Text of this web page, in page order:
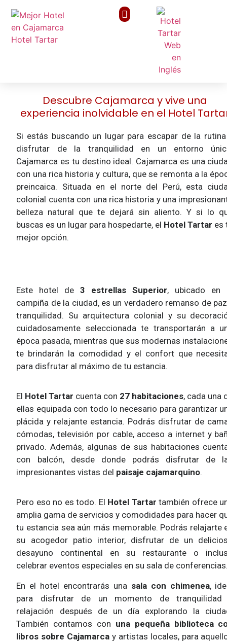
Descubre Cajamarca y vive una
experiencia inolvidable en el Hotel
Si estás buscando un lugar para escapar de la
disfrutar de la tranquilidad en un entorno
Cajamarca es tu destino ideal. Cajamarca es una
con una rica historia y cultura, que se remonta a la
preincaica. Situada en el norte del Perú, esta
colonial cuenta con una rica historia y una
belleza natural que te dejará sin aliento. Y si lo
buscas es un lugar para hospedarte, el Hotel Tartar es
mejor opción.
Este hotel de3 estrellas Superior, ubicado en
campiña de la ciudad, es un verdadero remanso de
tranquilidad. Su arquitectura colonial y su
cuidadosamente seleccionada te transportarán a
época pasada, mientras que sus modernas
te brindarán la comodidad y el confort que
para disfrutar al máximo de tu estancia.
El Hotel Tartar cuenta con 27 habitaciones, cada una
ellas equipada con todo lo necesario para garantizar
plácida y relajante estancia. Podrás disfrutar de
cómodas, televisión por cable, acceso a internet y
privado. Además, algunas de sus habitaciones
con balcón, desde donde podrás disfrutar de
impresionantes vistas del paisaje cajamarquino.
Pero eso no es todo. El Hotel Tartar también ofrece
amplia gama de servicios y comodidades para hacer
tu estancia sea aún más memorable. Podrás relajarte
su acogedor patio interior, disfrutar de un
desayuno continental en su restaurante o
celebrar eventos especiales en su sala de
En el hotel encontrarás una sala con chimenea,
para disfrutar de un momento de tranquilidad
relajación después de un día explorando la
También contamos con una pequeña biblioteca
libros sobre Cajamarca y artistas locales, para